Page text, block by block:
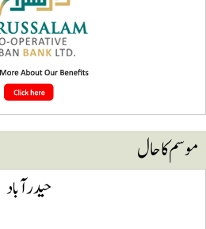
کا حال
حیدرآباد